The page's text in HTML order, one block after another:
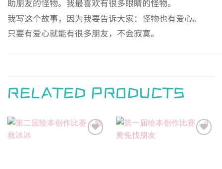
助朋友的怪物。我最喜欢有很多眼睛的怪物。
我写这个故事，因为我要告诉大家：怪物也有爱心。
只要有爱心就能有很多朋友，不会寂寞。
RELATED PRODUCTS